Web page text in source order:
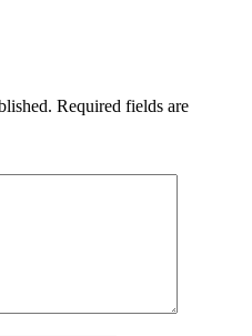
Required fields are